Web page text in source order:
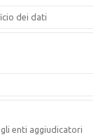
dei dati
enti aggiudicatori